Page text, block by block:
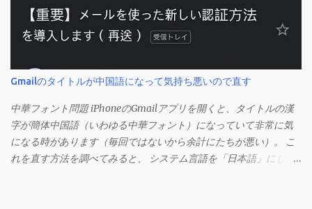
度は大丈夫です。 Mac の場合、画面上部にあるメニューの
「Excel」をクリックして環境設定を開きます（「command + ,
（カンマ）」 でも開きます）。 「編集」を開きます。 「編集オプ
Gmailのタイトルが中国語になって気持ち悪いので直す
中華フォント問題 iPhoneのGmailアプリを開くと、タイトルの漢
字が簡体中国語（いわゆる中華フォント）になっていて非常に気
になる時があります（毎回ではないから余計にたちが悪い）。 こ
れを直す方法を調べてみると、 システム言語を「日本語」にしろ